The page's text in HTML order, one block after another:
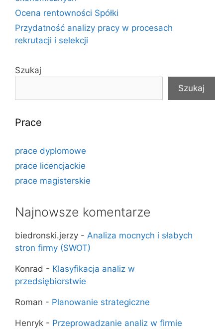
Ocena rentowności Spółki
Przydatność analizy pracy w procesach
rekrutacji i selekcji
Szukaj
Szukaj
Prace
prace dyplomowe
prace licencjackie
prace magisterskie
Najnowsze komentarze
biedronski.jerzy - Analiza mocnych i słabych
stron firmy (SWOT)
Konrad - Klasyfikacja analiz w
przedsiębiorstwie
Roman - Planowanie strategiczne
Henryk - Przeprowadzanie analiz w firmie